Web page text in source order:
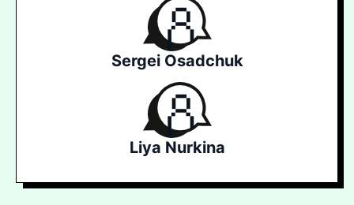
Sergei Osadchuk
Liya Nurkina